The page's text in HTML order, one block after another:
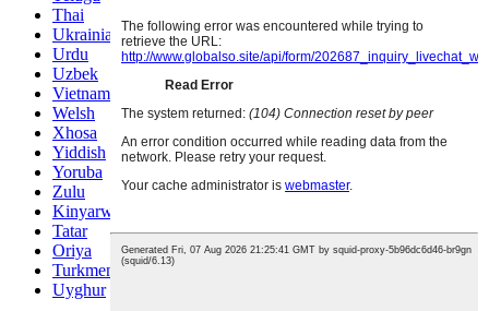
Thai
Ukrainian
Urdu
Uzbek
Vietnamese
Welsh
Xhosa
Yiddish
Yoruba
Zulu
Kinyarwanda
Tatar
Oriya
Turkmen
Uyghur